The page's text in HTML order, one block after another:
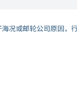
况或邮轮公司原因，